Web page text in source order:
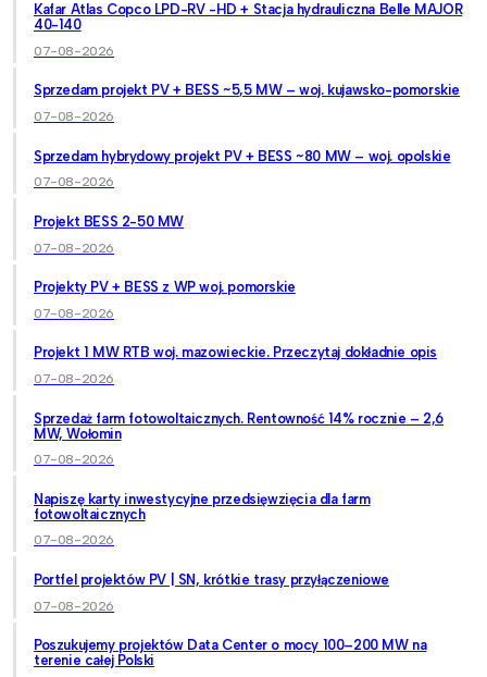
Kafar Atlas Copco LPD-RV -HD + Stacja hydrauliczna Belle MAJOR
40-140
07-08-2026
Sprzedam projekt PV + BESS ~5,5 MW – woj. kujawsko-pomorskie
07-08-2026
Sprzedam hybrydowy projekt PV + BESS ~80 MW – woj. opolskie
07-08-2026
Projekt BESS 2-50 MW
07-08-2026
Projekty PV + BESS z WP woj. pomorskie
07-08-2026
Projekt 1 MW RTB woj. mazowieckie. Przeczytaj dokładnie opis
07-08-2026
Sprzedaż farm fotowoltaicznych. Rentowność 14% rocznie – 2,6
MW, Wołomin
07-08-2026
Napiszę karty inwestycyjne przedsięwzięcia dla farm
fotowoltaicznych
07-08-2026
Portfel projektów PV | SN, krótkie trasy przyłączeniowe
07-08-2026
Poszukujemy projektów Data Center o mocy 100–200 MW na
terenie całej Polski